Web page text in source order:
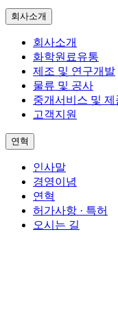
회사소개
회사소개
화학원료유통
제조 및 연구개발
물류 및 공사
중개서비스 및
고객지원
연혁
인사말
경영이념
연혁
허가사항 · 특허
오시는 길